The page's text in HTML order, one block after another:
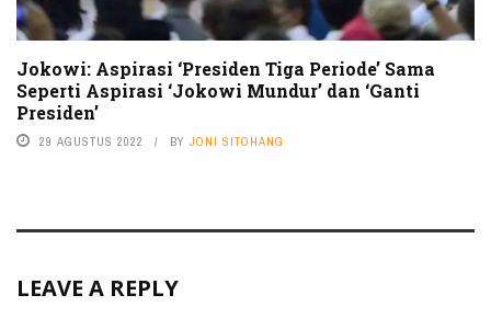
Jokowi: Aspirasi ‘Presiden Tiga Periode’ Sama
Seperti Aspirasi ‘Jokowi Mundur’ dan ‘Ganti
Presiden’
29 AGUSTUS 2022 BY JONI SITOHANG
LEAVE A REPLY